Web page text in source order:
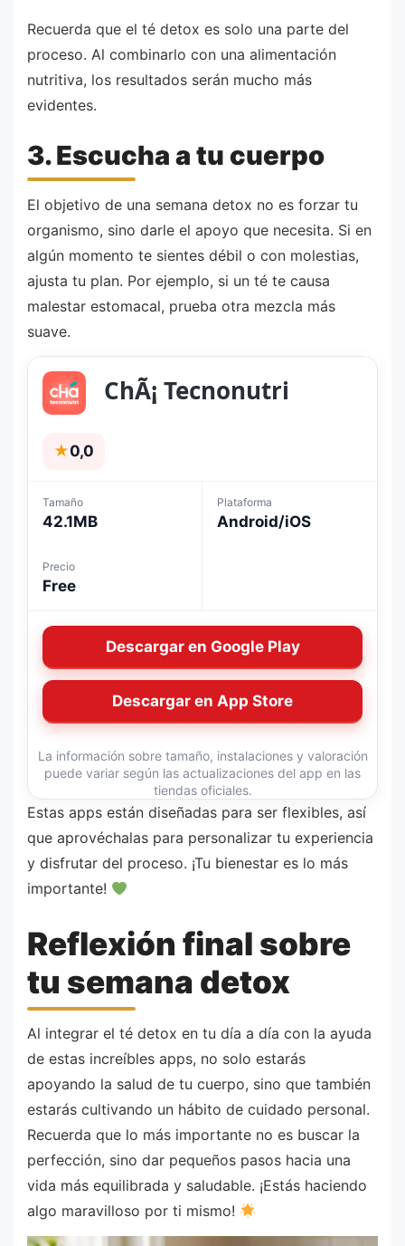
Recuerda que el té detox es solo una parte del
proceso. Al combinarlo con una alimentación
nutritiva, los resultados serán mucho más
evidentes.
3. Escucha a tu cuerpo
El objetivo de una semana detox no es forzar tu
organismo, sino darle el apoyo que necesita. Si en
algún momento te sientes débil o con molestias,
ajusta tu plan. Por ejemplo, si un té te causa
malestar estomacal, prueba otra mezcla más
suave.
ChÃ¡ Tecnonutri
★0,0
Tamaño
42.1MB
Plataforma
Android/iOS
Precio
Free
Descargar en Google Play
Descargar en App Store
La información sobre tamaño, instalaciones y valoración
puede variar según las actualizaciones del app en las
tiendas oficiales.
Estas apps están diseñadas para ser flexibles, así
que aprovéchalas para personalizar tu experiencia
y disfrutar del proceso. ¡Tu bienestar es lo más
importante!
Reflexión final sobre
tu semana detox
Al integrar el té detox en tu día a día con la ayuda
de estas increíbles apps, no solo estarás
apoyando la salud de tu cuerpo, sino que también
estarás cultivando un hábito de cuidado personal.
Recuerda que lo más importante no es buscar la
perfección, sino dar pequeños pasos hacia una
vida más equilibrada y saludable. ¡Estás haciendo
algo maravilloso por ti mismo!